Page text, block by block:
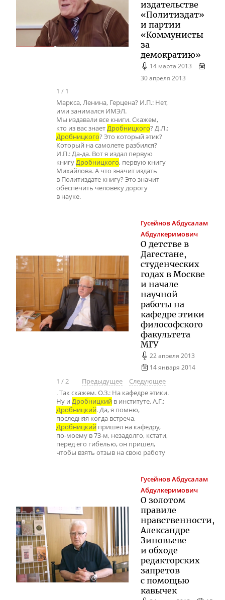
издательстве
«Политиздат»
и партии
«Коммунисты
за
демократию»
14 марта 2013
30 апреля 2013
1 / 1
Маркса, Ленина, Герцена? И.П.: Нет,
ими занимался ИМЭЛ.
Мы издавали все книги. Скажем,
кто из вас знаетДробницкого? Д.Л.:
Дробницкого? Это который этик?
Который на самолете разбился?
И.П.: Да-да. Вот я издал первую
книгуДробницкого, первую книгу
Михайлова. А что значит издать
в Политиздате книгу? Это значит
обеспечить человеку дорогу
в науке.
ГусейновАбдусалам
Абдулкеримович
О детстве в
Дагестане,
студенческих
годах в Москве
и начале
научной
работы на
кафедре этики
философского
факультета
МГУ
22 апреля 2013
14 января 2014
1 /2 Предыдущее
Следующее
. Так скажем. О.З.: На кафедре этики.
Ну и Дробницкий в институте. А.Г.:
Дробницкий. Да, я помню,
последняя когда встреча,
Дробницкий пришел на кафедру,
по-моему в 73-м, незадолго, кстати,
перед его гибелью, он пришел,
чтобы взять отзыв на свою работу
ГусейновАбдусалам
Абдулкеримович
О золотом
правиле
нравственности,
Александре
Зиновьеве
и обходе
редакторских
запретов
с помощью
кавычек